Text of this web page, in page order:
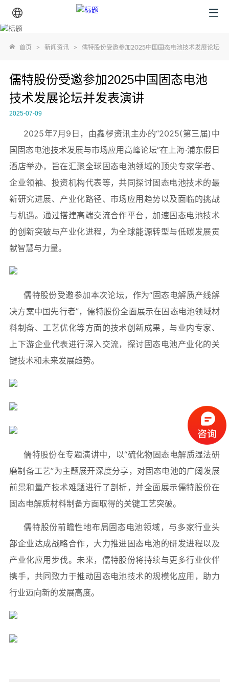
首页 > 新闻资讯 > 儒特股份受邀参加2025中国固态电池技术发展论坛并
儒特股份受邀参加2025中国固态电池
技术发展论坛并发表演讲
2025-07-09